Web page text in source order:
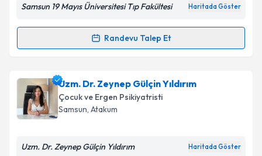
Samsun 19 Mayıs Üniversitesi Tıp Fakültesi Haritada Göster
Randevu Talep Et
Randevu Takvimi Talebi
Uzm. Dr. Ayşegül Duman Kurtiçin randevu takvimi
talebi oluşturun. Size bu uzmandan randevu almanız
için bir takvim hazırlandığında e-posta ile
bilgilendireceğiz.
Uzm. Dr. Zeynep Gülçin Yıldırım
Çocuk ve Ergen Psikiyatristi
Samsun, Atakum
Uzm. Dr. Zeynep Gülçin Yıldırım Haritada Göster